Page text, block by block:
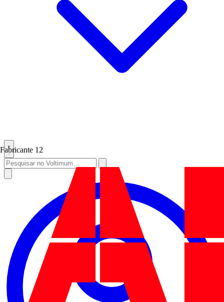
Fabricante 12